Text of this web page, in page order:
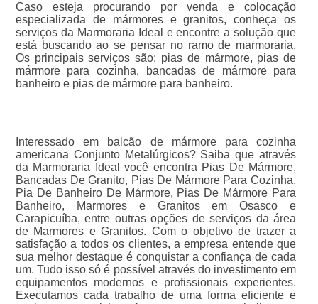
Caso esteja procurando por venda e colocação
especializada de mármores e granitos, conheça os
serviços da Marmoraria Ideal e encontre a solução que
está buscando ao se pensar no ramo de marmoraria.
Os principais serviços são: pias de mármore, pias de
mármore para cozinha, bancadas de mármore para
banheiro e pias de mármore para banheiro.
Interessado em balcão de mármore para cozinha
americana Conjunto Metalúrgicos? Saiba que através
da Marmoraria Ideal você encontra Pias De Mármore,
Bancadas De Granito, Pias De Mármore Para Cozinha,
Pia De Banheiro De Mármore, Pias De Mármore Para
Banheiro, Marmores e Granitos em Osasco e
Carapicuíba, entre outras opções de serviços da área
de Marmores e Granitos. Com o objetivo de trazer a
satisfação a todos os clientes, a empresa entende que
sua melhor destaque é conquistar a confiança de cada
um. Tudo isso só é possível através do investimento em
equipamentos modernos e profissionais experientes.
Executamos cada trabalho de uma forma eficiente e